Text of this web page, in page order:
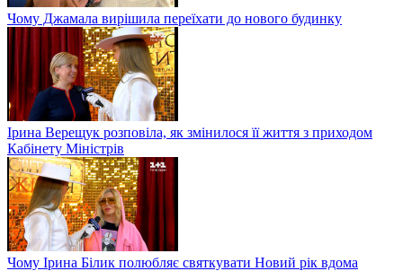
Чому Джамала вирішила переїхати до нового будинку
Ірина Верещук розповіла, як змінилося її життя з приходом
Кабінету Міністрів
Чому Ірина Білик полюбляє святкувати Новий рік вдома